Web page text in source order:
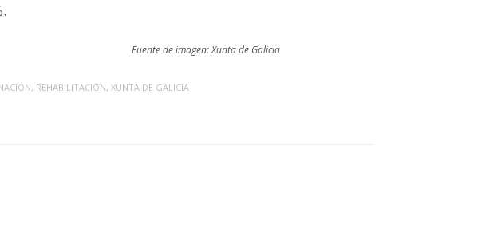
Fuente de imagen: Xunta de Galicia
, REHABILITACIÓN, XUNTA DE GALICIA